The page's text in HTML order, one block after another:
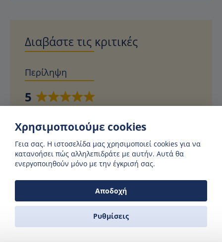
Διαβάστε τις κριτικές
Περίληψη
5
Βαθμολογήθηκε
5
5
Εξαιρετικό
Πολύ καλά
0%
Μέσος όρος
Φτωχό
Κριτικές
Ωραια
Χρησιμοποιούμε cookies
Γεια σας. H ιστοσελίδα μας χρησιμοποιεί cookies για να
κατανοήσει πώς αλληλεπιδράτε με αυτήν. Αυτά θα
ενεργοποιηθούν μόνο με την έγκρισή σας.
Αποδοχή
Ρυθμίσεις